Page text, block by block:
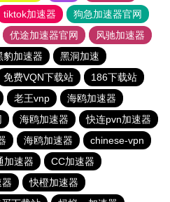
tiktok加速器
狗急加速器官网
优途加速器官网
风驰加速器
豹加速器
黑洞加速
免费VQN下载站
186下载站
老王vnp
海鸥加速器
海鸥加速器
快连pvn加速器
海鸥加速器
chinese-vpn
加速器
CC加速器
快橙加速器